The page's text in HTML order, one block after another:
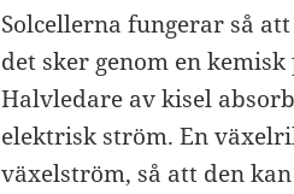
Solcellerna fungerar så
det sker genom en
Halvledare av kisel
elektrisk ström. En
växelström, så att den